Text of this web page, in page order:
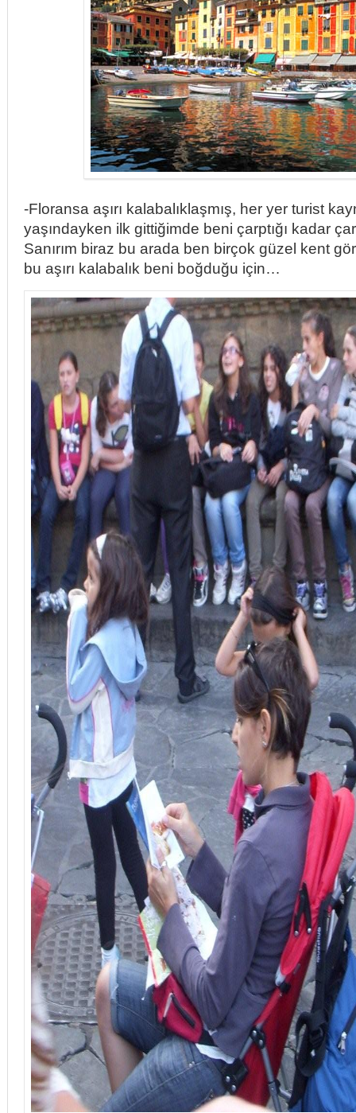
-Floransa aşırı kalabalıklaşmış, her yer turist
yaşındayken ilk gittiğimde beni çarptığı kadar
Sanırım biraz bu arada ben birçok güzel kent
bu aşırı kalabalık beni boğduğu için…